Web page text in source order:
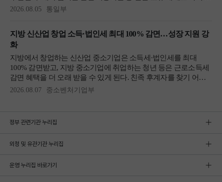
정부 관련기관 누리집
외청 및 유관기관 누리집
운영 누리집 바로가기